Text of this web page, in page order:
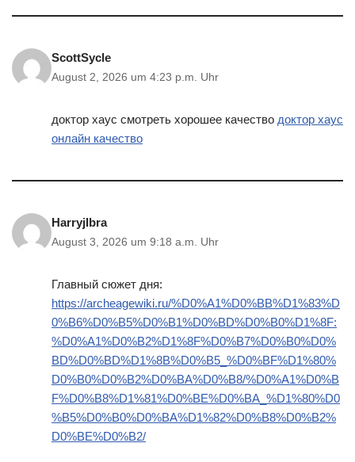
ScottSycle
August 2, 2026 um 4:23 p.m. Uhr
доктор хаус смотреть хорошее качество доктор хаус
онлайн качество
HarryjIbra
August 3, 2026 um 9:18 a.m. Uhr
Главный сюжет дня:
https://archeagewiki.ru/%D0%A1%D0%BB%D1%83%D
0%B6%D0%B5%D0%B1%D0%BD%D0%B0%D1%8F:
%D0%A1%D0%B2%D1%8F%D0%B7%D0%B0%D0%
BD%D0%BD%D1%8B%D0%B5_%D0%BF%D1%80%
D0%B0%D0%B2%D0%BA%D0%B8/%D0%A1%D0%B
F%D0%B8%D1%81%D0%BE%D0%BA_%D1%80%D0
%B5%D0%B0%D0%BA%D1%82%D0%B8%D0%B2%
D0%BE%D0%B2/